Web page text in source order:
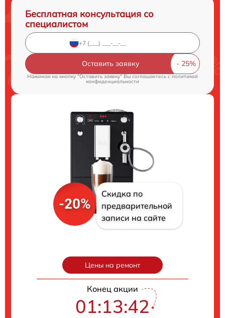
Бесплатная консультация со
специалистом
Оставить заявку
Нажимая на кнопку "Оставить заявку" Вы соглашаетесь cполитикой
конфиденциальности
-20%
Скидка по
предварительной
записи на сайте
Цены на ремонт
Конец акции
01:13:40